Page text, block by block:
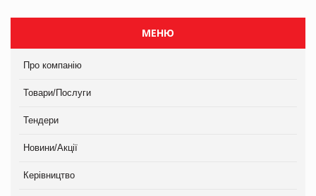
МЕНЮ
Про компанію
Товари/Послуги
Тендери
Новини/Акції
Керівництво